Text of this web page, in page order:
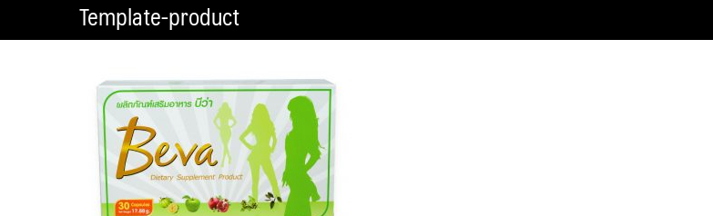
Template-product